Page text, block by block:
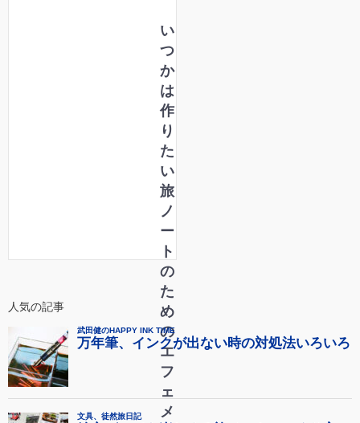
い
つ
か
は
作
り
た
い
旅
ノ
ー
ト
の
た
め
の
エ
フ
ェ
メ
人気の記事